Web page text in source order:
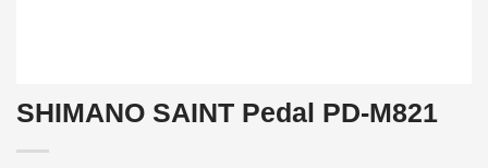
SHIMANO SAINT Pedal PD-M821